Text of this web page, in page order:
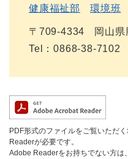
健康福祉部 環境班
〒709-4334
岡山
Tel：0868-38-7102
PDF形式のファイルをご覧いただ
Readerが必要です。
Adobe Readerをお持ちでない方は